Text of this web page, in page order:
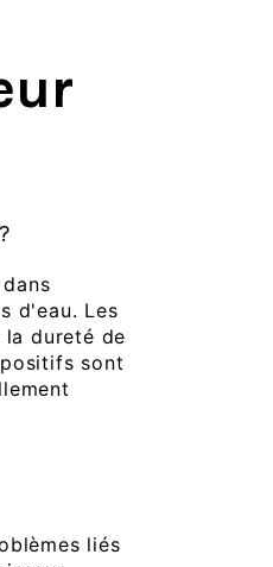
d'eau. Les
dureté de
sont
liés